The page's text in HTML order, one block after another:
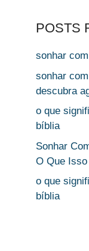
POSTS
sonhar
sonhar
descubra
o que
bíblia
Sonhar
O Que
o que
bíblia